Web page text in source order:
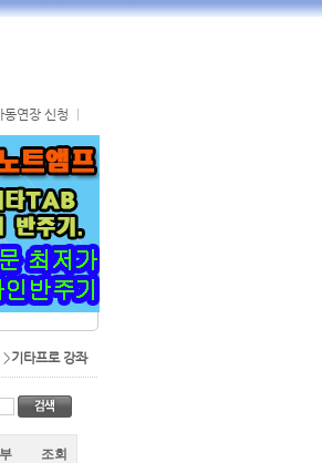
연장 신청
>기타프로 강좌
조회